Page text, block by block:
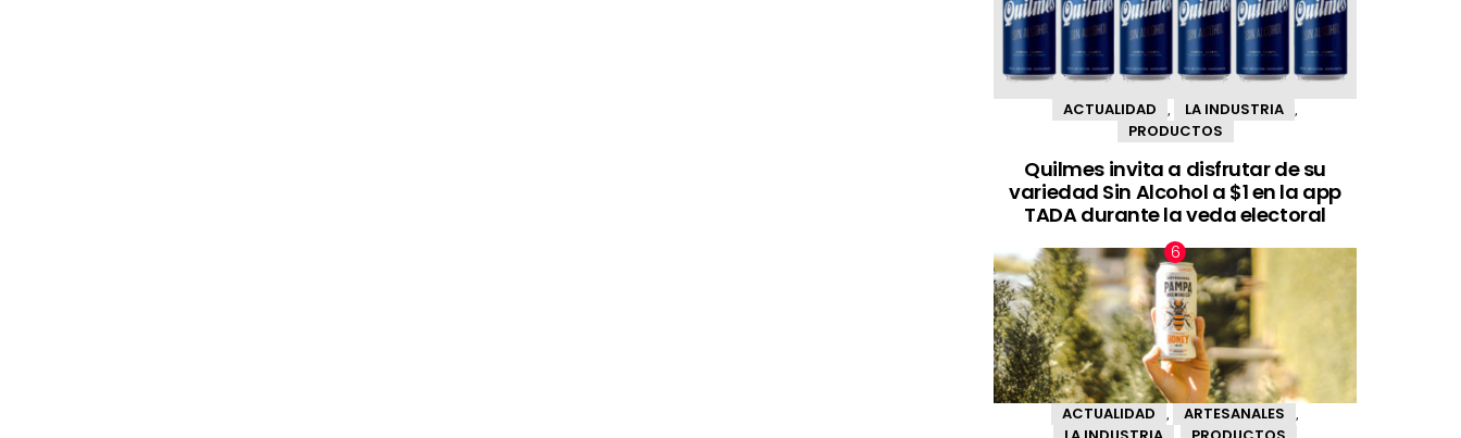
ACTUALIDAD LA INDUSTRIA
PRODUCTOS
Quilmes invita a disfrutar de su
variedad Sin Alcohol a $1 en la app
TADA durante la veda electoral
ACTUALIDAD ARTESANALES